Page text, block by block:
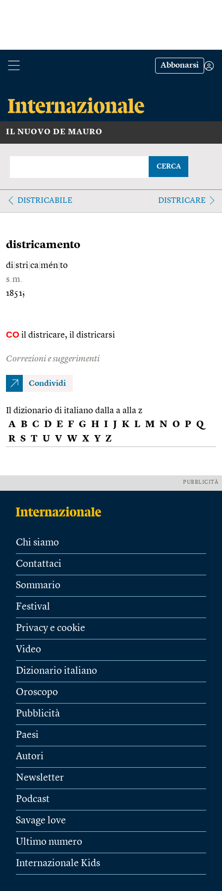
Abbonarsi
IL NUOVO DE MAURO
CERCA
DISTRICABILE DISTRICARE
districamento
di stri ca mén to
s.m.
1851;
CO il districare, il districarsi
Correzioni e suggerimenti
Condividi
Il dizionario di italiano dalla a alla z
A B C D E F G H I J K L M N O P Q
R S T U V W X Y Z
PUBBLICITÀ
Chi siamo
Contattaci
Sommario
Festival
Privacy e cookie
Video
Dizionario italiano
Oroscopo
Pubblicità
Paesi
Autori
Newsletter
Podcast
Savage love
Ultimo numero
Internazionale Kids